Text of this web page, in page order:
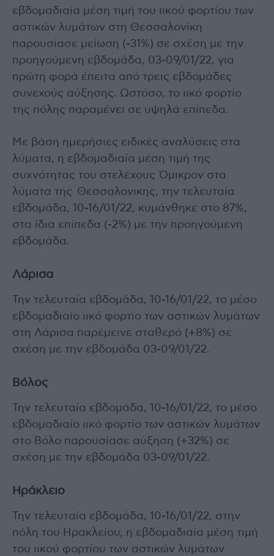
εβδομαδιαία μέση τιμή του ιικού φορτίου των
αστικών λυμάτων στη Θεσσαλονίκη
παρουσίασε μείωση (-31%) σε σχέση με την
προηγούμενη εβδομάδα, 03-09/01/22, για
πρώτη φορά έπειτα από τρεις εβδομάδες
συνεχούς αύξησης. Ωστόσο, το ιικό φορτίο
της πόλης παραμένει σε υψηλά επίπεδα.
Με βάση ημερήσιες ειδικές αναλύσεις στα
λύματα, η εβδομαδιαία μέση τιμή της
συχνότητας του στελέχους Όμικρον στα
λύματα της Θεσσαλονικης, την τελευταία
εβδομάδα, 10-16/01/22, κυμάνθηκε στο 87%,
στα ίδια επίπεδα (-2%) με την προηγούμενη
εβδομάδα.
Λάρισα
Την τελευταία εβδομάδα, 10-16/01/22, το μέσο
εβδομαδιαίο ιικό φορτίο των αστικών λυμάτων
στη Λάρισα παρέμεινε σταθερό (+8%) σε
σχέση με την εβδομάδα 03-09/01/22.
Βόλος
Την τελευταία εβδομάδα, 10-16/01/22, το μέσο
εβδομαδιαίο ιικό φορτίο των αστικών λυμάτων
στο Βόλο παρουσίασε αύξηση (+32%) σε
σχέση με την εβδομάδα 03-09/01/22.
Ηράκλειο
Την τελευταία εβδομάδα, 10-16/01/22, στην
πόλη του Ηρακλείου, η εβδομαδιαία μέση τιμή
του ιικού φορτίου των αστικών λυμάτων